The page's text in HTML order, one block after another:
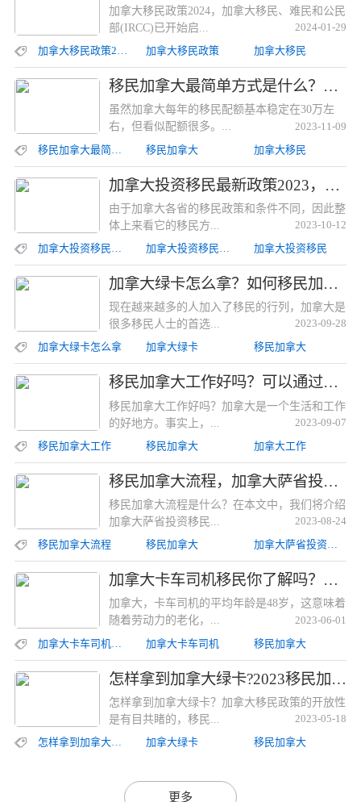
加拿大移民政策2024，加拿大移民、难民和公民
部(IRCC)已开始启...
2024-01-29
加拿大移民政策2024
加拿大移民政策 加拿大移民
移民加拿大最简单方式是什么？这些方式办理起来最为简单！移民加拿大最简单方式是什么？这些方式办理起来最为简单！
虽然加拿大每年的移民配额基本稳定在30万左
右，但看似配额很多。...
2023-11-09
移民加拿大 加拿大移民
加拿大投资移民最新政策2023，为您介绍加拿大投资移民的政策和条件加拿大投资移民最新政策2023，为您介绍加拿大投资移民的政策和条件
由于加拿大各省的移民政策和条件不同，因此整
体上来看它的移民方...
2023-10-12
加拿大投资移民最新政策2023
加拿大投资移民最新政策 加拿大投资移民
加拿大绿卡怎么拿？如何移民加拿大？加拿大绿卡怎么拿？如何移民加拿大？
现在越来越多的人加入了移民的行列，加拿大是
很多移民人士的首选...
2023-09-28
加拿大绿卡怎么拿
加拿大绿卡 移民加拿大
移民加拿大工作好吗？可以通过哪些方式？移民加拿大工作好吗？可以通过哪些方式？
移民加拿大工作好吗？加拿大是一个生活和工作
的好地方。事实上，...
2023-09-07
移民加拿大工作
移民加拿大 加拿大工作
移民加拿大流程，加拿大萨省投资移民流程解析移民加拿大流程，加拿大萨省投资移民流程解析
移民加拿大流程是什么？在本文中，我们将介绍
加拿大萨省投资移民...
2023-08-24
移民加拿大流程
移民加拿大 加拿大萨省投资移民
加拿大卡车司机移民你了解吗？卡车司机可以通过什么样的方式移民加拿大？加拿大卡车司机移民你了解吗？卡车司机可以通过什么样的方式移民加拿大？
加拿大，卡车司机的平均年龄是48岁，这意味着
随着劳动力的老化，...
2023-06-01
加拿大卡车司机 移民加拿大
怎样拿到加拿大绿卡?2023移民加拿大最流行的途径解析怎样拿到加拿大绿卡?2023移民加拿大最流行的途径解析
怎样拿到加拿大绿卡？加拿大移民政策的开放性
是有目共睹的，移民...
2023-05-18
怎样拿到加拿大绿卡
加拿大绿卡 移民加拿大
更多